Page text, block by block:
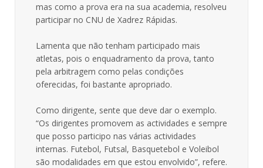
mas como a prova era na sua academia, resolveu
participar no CNU de Xadrez Rápidas.
Lamenta que não tenham participado mais
atletas, pois o enquadramento da prova, tanto
pela arbitragem como pelas condições
oferecidas, foi bastante apropriado.
Como dirigente, sente que deve dar o exemplo.
“Os dirigentes promovem as actividades e sempre
que posso participo nas várias actividades
internas. Futebol, Futsal, Basquetebol e Voleibol
são modalidades em que estou envolvido”, refere.